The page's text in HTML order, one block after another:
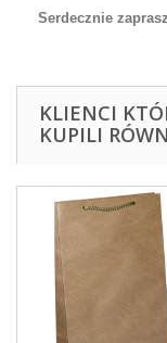
Serdecznie
KLIENCI
KUPILI